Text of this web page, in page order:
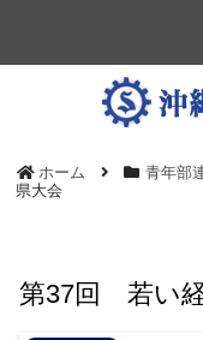
ホーム 青年部
県大会
第37回 若い